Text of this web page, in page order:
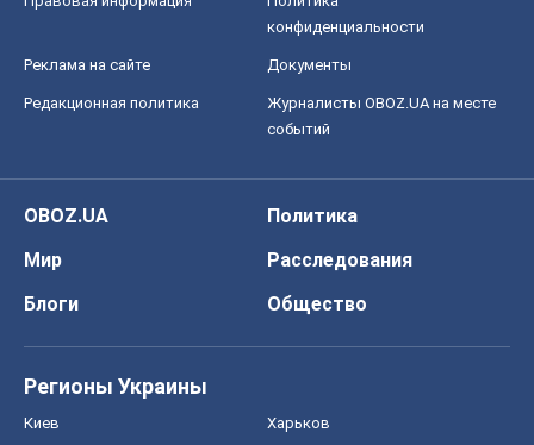
конфиденциальности
Реклама на сайте Документы
Редакционная политика
Журналисты OBOZ.UA на месте
событий
OBOZ.UA
Политика
Мир
Расследования
Блоги
Общество
Регионы Украины
Киев Харьков